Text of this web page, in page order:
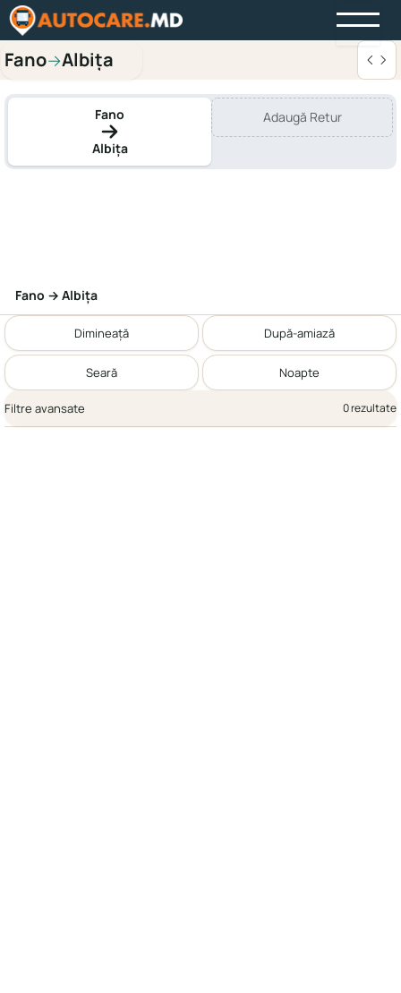
Fano→Albița
Fano
Albița
Adaugă Retur
Fano → Albița
Dimineață După-amiază
Seară Noapte
Filtre avansate 0 rezultate